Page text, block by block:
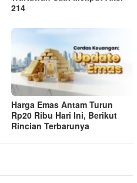
214
Harga Emas Antam Turun
Rp20 Ribu Hari Ini, Berikut
Rincian Terbarunya